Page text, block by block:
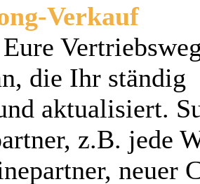
Verkauf
die Ihr ständig
aktualisiert.
z.B. jede
neuer